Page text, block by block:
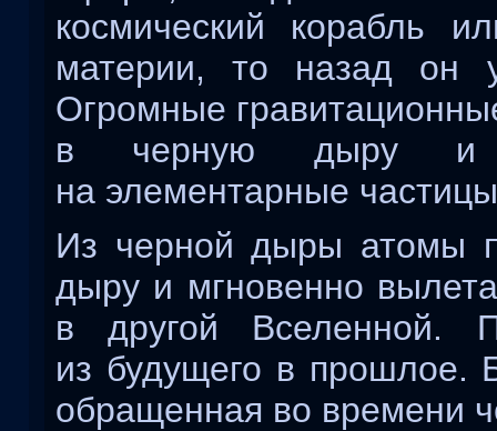
космический корабль
материи, то назад он
Огромные
в черную дыру и
на элементарные
Из черной дыры атомы
дыру и мгновенно
в другой Вселенной.
из будущего в
обращенная во времени